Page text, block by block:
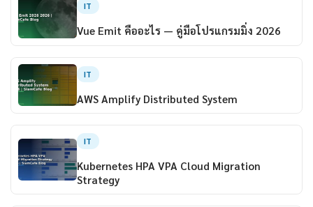
IT
Vue Emit คืออะไร — คู่มือโปรแกรมมิ่ง 2026
IT
AWS Amplify Distributed System
IT
Kubernetes HPA VPA Cloud Migration
Strategy